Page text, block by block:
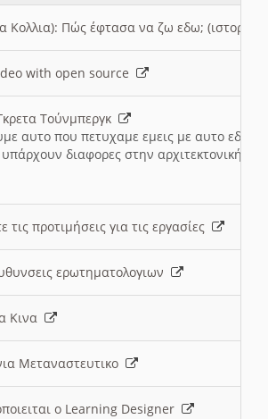
Κολλια): Πώς έφτασα να ζω εδω; (ιστορια)
with open source
Τούνμπεργκ
αυτο που πετυχαμε εμεις με αυτο εδω
υπάρχουν διαφορες στην αρχιτεκτονική
προτιμήσεις για τις εργασίες
ερωτηματολογιων
Κινα
Μεταναστευτικο
ο Learning Designer